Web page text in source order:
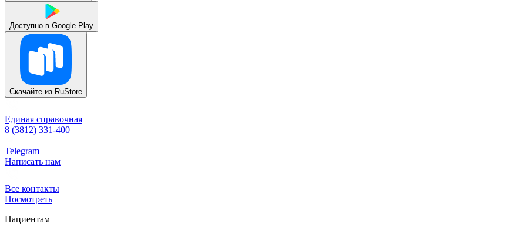
Доступно в Google Play
Скачайте из RuStore
Единая справочная
8 (3812) 331-400
Telegram
Написать нам
Все контакты
Посмотреть
Пациентам